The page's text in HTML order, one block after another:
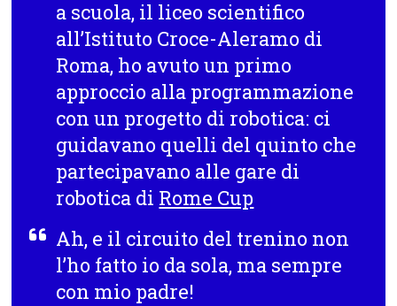
a scuola, il liceo scientifico
all’Istituto Croce-Aleramo di
Roma, ho avuto un primo
approccio alla programmazione
con un progetto di robotica: ci
guidavano quelli del quinto che
partecipavano alle gare di
robotica di Rome Cup
Ah, e il circuito del trenino non
l’ho fatto io da sola, ma sempre
con mio padre!